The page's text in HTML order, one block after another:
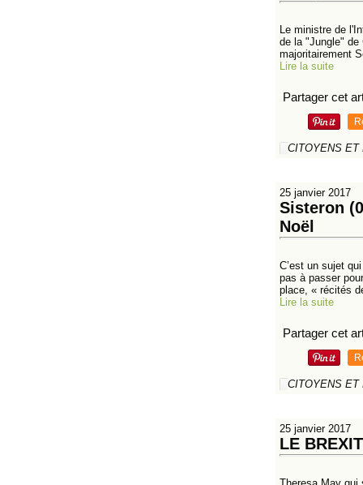
Le ministre de
de la "Jungle"
majoritairement
Lire la suite
Partager cet
CITOYENS ET
25 janvier 2017
Sisteron
Noël
C’est un sujet
pas à passer
place, « récités
Lire la suite
Partager cet
CITOYENS ET
25 janvier 2017
LE